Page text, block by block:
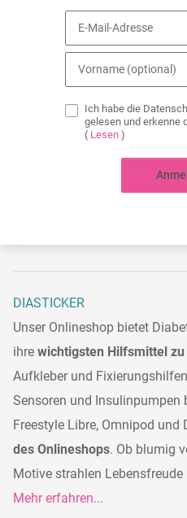
Ich habe die
gelesen und erkenne
( Lesen )
DIASTICKER
Unser Onlineshop bietet
ihre wichtigsten Hilfsmittel
Aufkleber und
Sensoren und Insulinpumpen
Freestyle Libre, Omnipod und
des Onlineshops. Ob blumig
Motive strahlen
Mehr erfahren...